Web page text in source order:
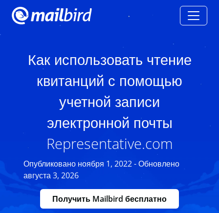
Как использовать чтение
квитанций с помощью
учетной записи
электронной почты
Representative.com
Опубликовано ноября 1, 2022 - Обновлено
августа 3, 2026
Получить Mailbird бесплатно